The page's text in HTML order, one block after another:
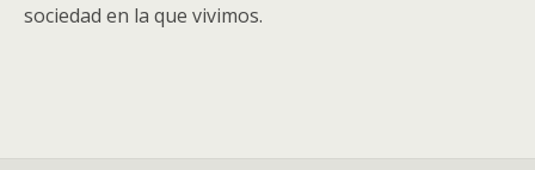
sociedad en la que vivimos.